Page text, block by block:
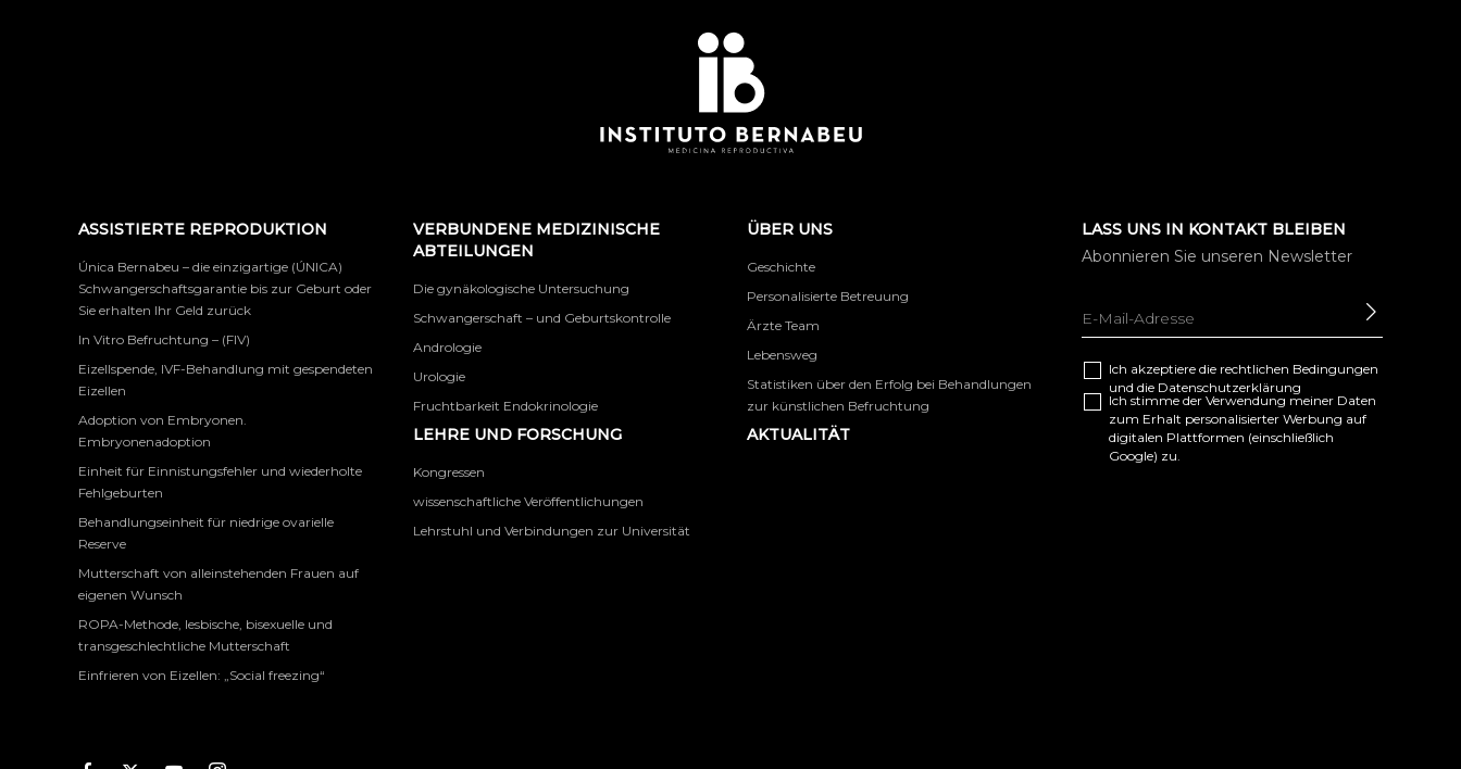
ASSISTIERTE REPRODUKTION
Única Bernabeu – die einzigartige (ÚNICA)
Schwangerschaftsgarantie bis zur Geburt oder
Sie erhalten Ihr Geld zurück
In Vitro Befruchtung – (FIV)
Eizellspende, IVF-Behandlung mit gespendeten
Eizellen
Adoption von Embryonen.
Embryonenadoption
Einheit für Einnistungsfehler und wiederholte
Fehlgeburten
Behandlungseinheit für niedrige ovarielle
Reserve
Mutterschaft von alleinstehenden Frauen auf
eigenen Wunsch
ROPA-Methode, lesbische, bisexuelle und
transgeschlechtliche Mutterschaft
Einfrieren von Eizellen: „Social freezing“
VERBUNDENE MEDIZINISCHE
ABTEILUNGEN
Die gynäkologische Untersuchung
Schwangerschaft – und Geburtskontrolle
Andrologie
Urologie
Fruchtbarkeit Endokrinologie
LEHRE UND FORSCHUNG
Kongressen
wissenschaftliche Veröffentlichungen
Lehrstuhl und Verbindungen zur Universität
ÜBER UNS
Geschichte
Personalisierte Betreuung
Ärzte Team
Lebensweg
Statistiken über den Erfolg bei Behandlungen
zur künstlichen Befruchtung
AKTUALITÄT
LASS UNS IN KONTAKT BLEIBEN
Abonnieren Sie unseren Newsletter
Ich akzeptiere die rechtlichen Bedingungen
und die Datenschutzerklärung
Ich stimme der Verwendung meiner Daten
zum Erhalt personalisierter Werbung auf
digitalen Plattformen (einschließlich
Google) zu.